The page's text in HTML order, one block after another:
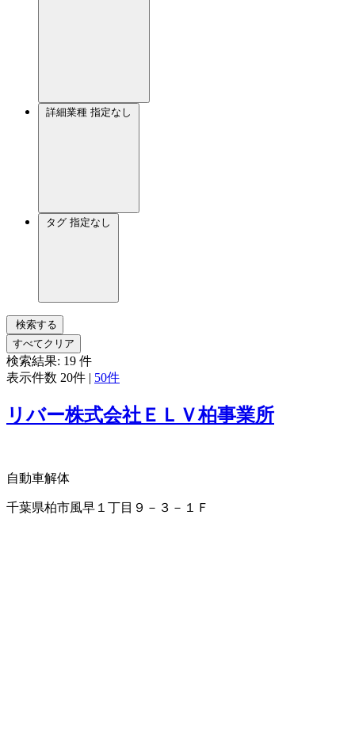
詳細業種 指定なし
タグ 指定なし
検索する
すべてクリア
検索結果: 19 件
表示件数 20件 | 50件
リバー株式会社ＥＬＶ柏事業所
自動車解体
千葉県柏市風早１丁目９－３－１Ｆ